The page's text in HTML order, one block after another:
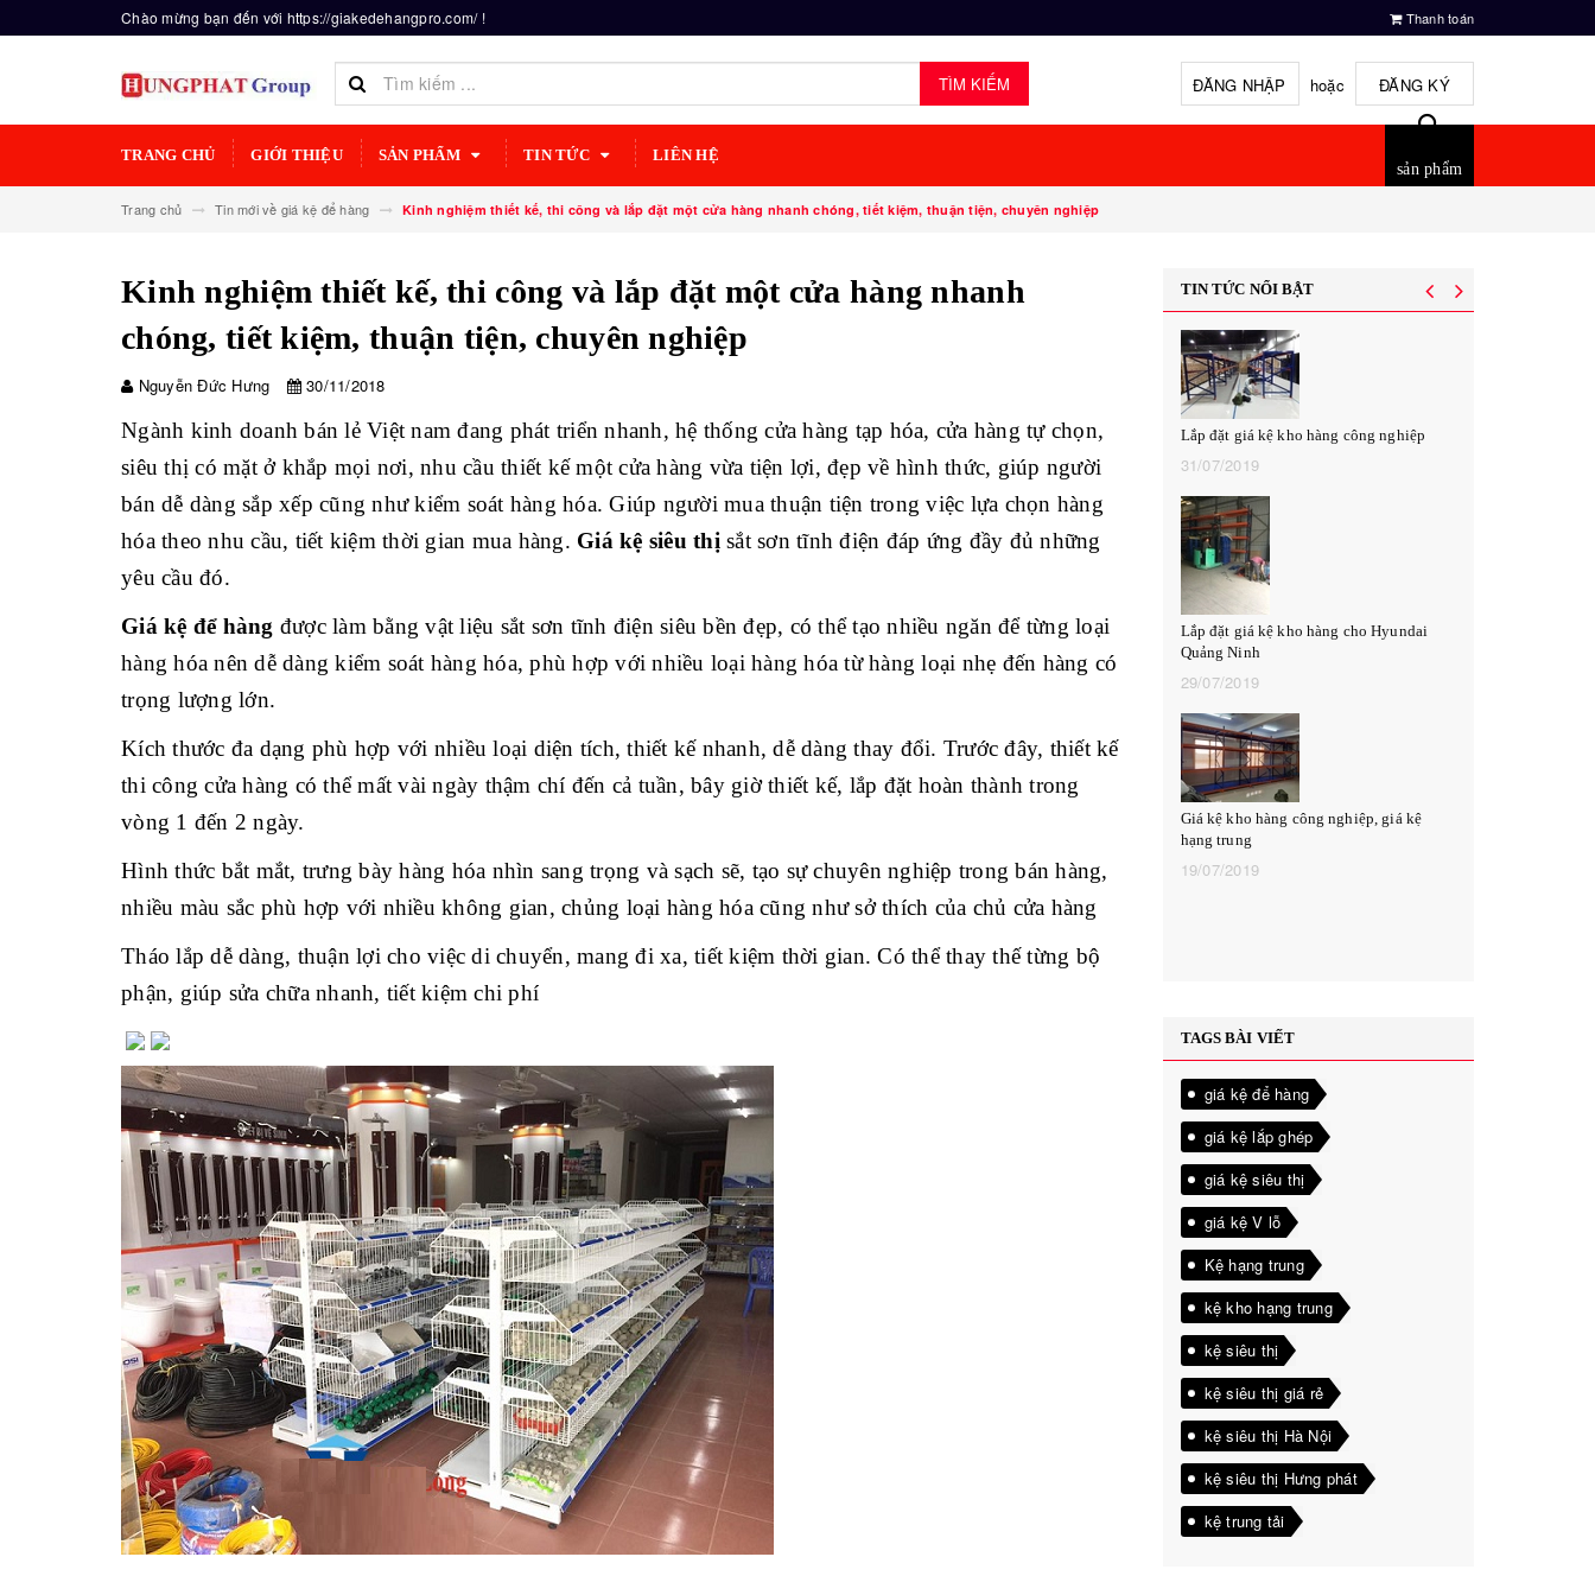
Chào mừng bạn đến với https://giakedehangpro.com/ ! Thanh toán
TÌM KIẾM ĐĂNG NHẬP hoặc ĐĂNG KÝ
TRANG CHỦ GIỚI THIỆU SẢN PHẨM TIN TỨC
LIÊN HỆ
sản phẩm
Trang chủ Tin mới về giá kệ để hàng Kinh nghiệm thiết kế, thi công và lắp đặt một cửa hàng nhanh chóng, tiết kiệm, thuận tiện, chuyên nghiệp
Kinh nghiệm thiết kế, thi công và lắp đặt một cửa hàng nhanh
chóng, tiết kiệm, thuận tiện, chuyên nghiệp
Nguyễn Đức Hưng 30/11/2018
Ngành kinh doanh bán lẻ Việt nam đang phát triển nhanh, hệ thống cửa hàng tạp hóa, cửa hàng tự chọn,
siêu thị có mặt ở khắp mọi nơi, nhu cầu thiết kế một cửa hàng vừa tiện lợi, đẹp về hình thức, giúp người
bán dễ dàng sắp xếp cũng như kiểm soát hàng hóa. Giúp người mua thuận tiện trong việc lựa chọn hàng
hóa theo nhu cầu, tiết kiệm thời gian mua hàng. Giá kệ siêu thị sắt sơn tĩnh điện đáp ứng đầy đủ những
yêu cầu đó.
Giá kệ để hàng được làm bằng vật liệu sắt sơn tĩnh điện siêu bền đẹp, có thể tạo nhiều ngăn để từng loại
hàng hóa nên dễ dàng kiểm soát hàng hóa, phù hợp với nhiều loại hàng hóa từ hàng loại nhẹ đến hàng có
trọng lượng lớn.
Kích thước đa dạng phù hợp với nhiều loại diện tích, thiết kế nhanh, dễ dàng thay đổi. Trước đây, thiết kế
thi công cửa hàng có thể mất vài ngày thậm chí đến cả tuần, bây giờ thiết kế, lắp đặt hoàn thành trong
vòng 1 đến 2 ngày.
Hình thức bắt mắt, trưng bày hàng hóa nhìn sang trọng và sạch sẽ, tạo sự chuyên nghiệp trong bán hàng,
nhiều màu sắc phù hợp với nhiều không gian, chủng loại hàng hóa cũng như sở thích của chủ cửa hàng
Tháo lắp dễ dàng, thuận lợi cho việc di chuyển, mang đi xa, tiết kiệm thời gian. Có thể thay thế từng bộ
phận, giúp sửa chữa nhanh, tiết kiệm chi phí
TIN TỨC NỔI BẬT
Lắp đặt giá kệ kho hàng công nghiệp
31/07/2019
Lắp đặt giá kệ kho hàng cho Hyundai
Quảng Ninh
29/07/2019
Giá kệ kho hàng công nghiệp, giá kệ
hạng trung
19/07/2019
TAGS BÀI VIẾT
giá kệ để hàng
giá kệ lắp ghép
giá kệ siêu thị
giá kệ V lỗ
Kệ hạng trung
kệ kho hạng trung
kệ siêu thị
kệ siêu thị giá rẻ
kệ siêu thị Hà Nội
kệ siêu thị Hưng phát
kệ trung tải